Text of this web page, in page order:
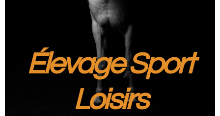
Élevage Sport
Loisirs